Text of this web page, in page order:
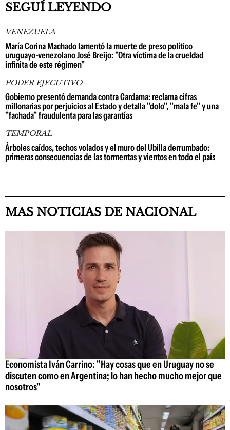
SEGUÍ LEYENDO
VENEZUELA
María Corina Machado lamentó la muerte de preso político
uruguayo-venezolano José Breijo: "Otra víctima de la crueldad
infinita de este régimen"
PODER EJECUTIVO
Gobierno presentó demanda contra Cardama: reclama cifras
millonarias por perjuicios al Estado y detalla "dolo", "mala fe" y una
"fachada" fraudulenta para las garantías
TEMPORAL
Árboles caídos, techos volados y el muro del Ubilla derrumbado:
primeras consecuencias de las tormentas y vientos en todo el país
MAS NOTICIAS DE NACIONAL
Economista Iván Carrino: "Hay cosas que en Uruguay no se
discuten como en Argentina; lo han hecho mucho mejor que
nosotros"